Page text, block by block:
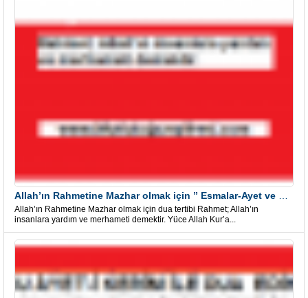
Allah’ın Rahmetine Mazhar olmak için dua tertibi Rahmet; Allah’ın
insanlara yardım ve merhameti demektir. Yüce Allah Kur’a...